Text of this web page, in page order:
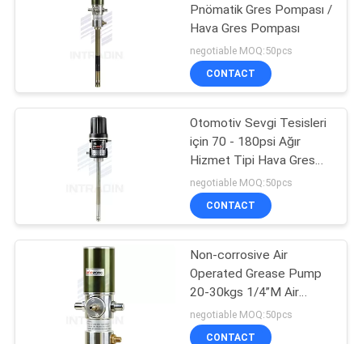
VIDEOLAR
HAKKIMIZDA
FABRIKA
KALITE
KONTROL
Pnömatik Gres Pompası /
Hava Gres Pompası
negotiable MOQ:50pcs
CONTACT
Otomotiv Sevgi Tesisleri
için 70 - 180psi Ağır
Hizmet Tipi Hava Gres
Pompaları
negotiable MOQ:50pcs
CONTACT
Non-corrosive Air
Operated Grease Pump
20-30kgs 1/4”M Air
Driven Grease Pump
negotiable MOQ:50pcs
CONTACT